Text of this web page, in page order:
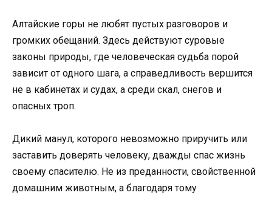
Алтайские горы не любят пустых разговоров и
громких обещаний. Здесь действуют суровые
законы природы, где человеческая судьба порой
зависит от одного шага, а справедливость вершится
не в кабинетах и судах, а среди скал, снегов и
опасных троп.
Дикий манул, которого невозможно приручить или
заставить доверять человеку, дважды спас жизнь
своему спасителю. Не из преданности, свойственной
домашним животным, а благодаря тому